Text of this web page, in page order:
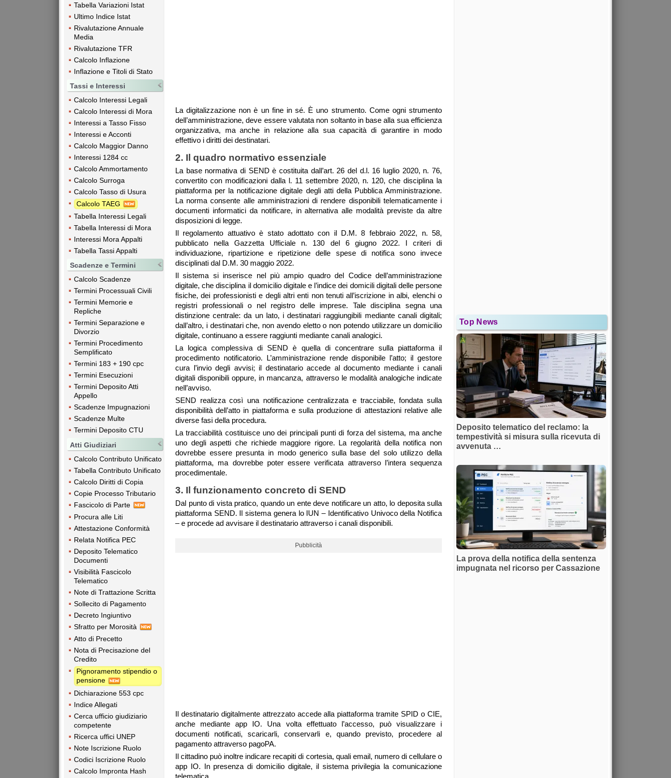
Tabella Variazioni Istat
Ultimo Indice Istat
Rivalutazione Annuale
Media
Rivalutazione TFR
Calcolo Inflazione
Inflazione e Titoli di Stato
Tassi e Interessi
Calcolo Interessi Legali
Calcolo Interessi di Mora
Interessi a Tasso Fisso
Interessi e Acconti
Calcolo Maggior Danno
Interessi 1284 cc
Calcolo Ammortamento
Calcolo Surroga
Calcolo Tasso di Usura
Calcolo TAEG
Tabella Interessi Legali
Tabella Interessi di Mora
Interessi Mora Appalti
Tabella Tassi Appalti
Scadenze e Termini
Calcolo Scadenze
Termini Processuali Civili
Termini Memorie e
Repliche
Termini Separazione e
Divorzio
Termini Procedimento
Semplificato
Termini 183 + 190 cpc
Termini Esecuzioni
Termini Deposito Atti
Appello
Scadenze Impugnazioni
Scadenze Multe
Termini Deposito CTU
Atti Giudiziari
Calcolo Contributo Unificato
Tabella Contributo Unificato
Calcolo Diritti di Copia
Copie Processo Tributario
Fascicolo di Parte
Procura alle Liti
Attestazione Conformità
Relata Notifica PEC
Deposito Telematico
Documenti
Visibilità Fascicolo
Telematico
Note di Trattazione Scritta
Sollecito di Pagamento
Decreto Ingiuntivo
Sfratto per Morosità
Atto di Precetto
Nota di Precisazione del
Credito
Pignoramento stipendio o
pensione
Dichiarazione 553 cpc
Indice Allegati
Cerca ufficio giudiziario
competente
Ricerca uffici UNEP
Note Iscrizione Ruolo
Codici Iscrizione Ruolo
Calcolo Impronta Hash
La digitalizzazione non è un fine in sé. È uno strumento. Come ogni strumento
dell’amministrazione, deve essere valutata non soltanto in base alla sua efficienza
organizzativa, ma anche in relazione alla sua capacità di garantire in modo
effettivo i diritti dei destinatari.
2. Il quadro normativo essenziale
La base normativa di SEND è costituita dall’art. 26 del d.l. 16 luglio 2020, n. 76,
convertito con modificazioni dalla l. 11 settembre 2020, n. 120, che disciplina la
piattaforma per la notificazione digitale degli atti della Pubblica Amministrazione.
La norma consente alle amministrazioni di rendere disponibili telematicamente i
documenti informatici da notificare, in alternativa alle modalità previste da altre
disposizioni di legge.
Il regolamento attuativo è stato adottato con il D.M. 8 febbraio 2022, n. 58,
pubblicato nella Gazzetta Ufficiale n. 130 del 6 giugno 2022. I criteri di
individuazione, ripartizione e ripetizione delle spese di notifica sono invece
disciplinati dal D.M. 30 maggio 2022.
Il sistema si inserisce nel più ampio quadro del Codice dell’amministrazione
digitale, che disciplina il domicilio digitale e l’indice dei domicili digitali delle persone
fisiche, dei professionisti e degli altri enti non tenuti all’iscrizione in albi, elenchi o
registri professionali o nel registro delle imprese. Tale disciplina segna una
distinzione centrale: da un lato, i destinatari raggiungibili mediante canali digitali;
dall’altro, i destinatari che, non avendo eletto o non potendo utilizzare un domicilio
digitale, continuano a essere raggiunti mediante canali analogici.
La logica complessiva di SEND è quella di concentrare sulla piattaforma il
procedimento notificatorio. L’amministrazione rende disponibile l’atto; il gestore
cura l’invio degli avvisi; il destinatario accede al documento mediante i canali
digitali disponibili oppure, in mancanza, attraverso le modalità analogiche indicate
nell’avviso.
SEND realizza così una notificazione centralizzata e tracciabile, fondata sulla
disponibilità dell’atto in piattaforma e sulla produzione di attestazioni relative alle
diverse fasi della procedura.
La tracciabilità costituisce uno dei principali punti di forza del sistema, ma anche
uno degli aspetti che richiede maggiore rigore. La regolarità della notifica non
dovrebbe essere presunta in modo generico sulla base del solo utilizzo della
piattaforma, ma dovrebbe poter essere verificata attraverso l’intera sequenza
procedimentale.
3. Il funzionamento concreto di SEND
Dal punto di vista pratico, quando un ente deve notificare un atto, lo deposita sulla
piattaforma SEND. Il sistema genera lo IUN – Identificativo Univoco della Notifica
– e procede ad avvisare il destinatario attraverso i canali disponibili.
Pubblicità
Il destinatario digitalmente attrezzato accede alla piattaforma tramite SPID o CIE,
anche mediante app IO. Una volta effettuato l’accesso, può visualizzare i
documenti notificati, scaricarli, conservarli e, quando previsto, procedere al
pagamento attraverso pagoPA.
Il cittadino può inoltre indicare recapiti di cortesia, quali email, numero di cellulare o
app IO. In presenza di domicilio digitale, il sistema privilegia la comunicazione
Top News
Deposito telematico del reclamo: la
tempestività si misura sulla ricevuta di
avvenuta …
La prova della notifica della sentenza
impugnata nel ricorso per Cassazione